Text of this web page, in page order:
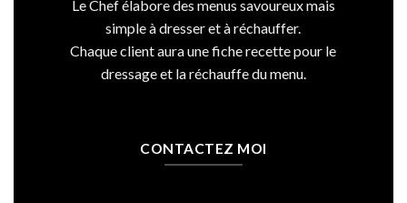
Le Chef élabore des menus savoureux mais
simple à dresser et à réchauffer.
Chaque client aura une fiche recette pour le
dressage et la réchauffe du menu.
CONTACTEZ MOI